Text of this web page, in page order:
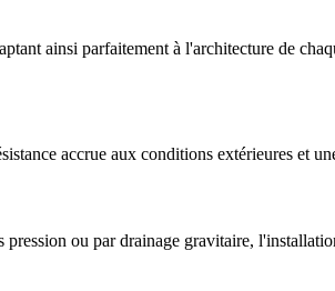
ainsi parfaitement à l'architecture de
accrue aux conditions extérieures et
ou par drainage gravitaire,